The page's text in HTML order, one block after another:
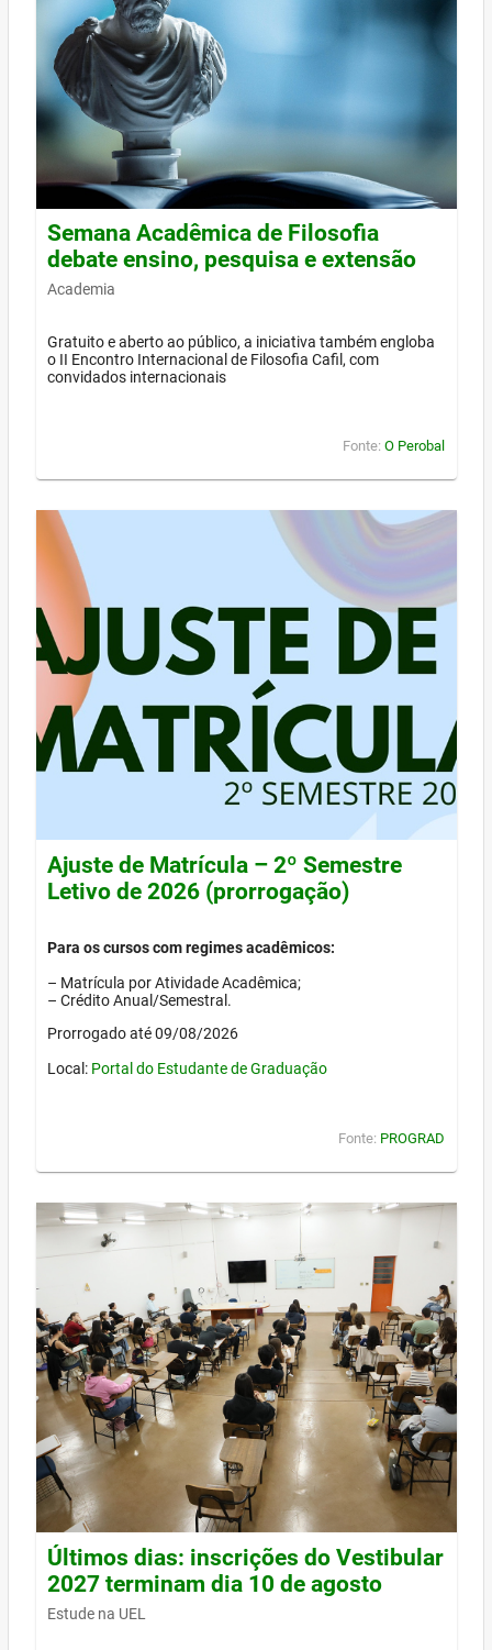
Semana Acadêmica de Filosofia
debate ensino, pesquisa e extensão
Academia
Gratuito e aberto ao público, a iniciativa também engloba
o II Encontro Internacional de Filosofia Cafil, com
convidados internacionais
Fonte: O Perobal
Ajuste de Matrícula – 2º Semestre
Letivo de 2026 (prorrogação)
Para os cursos com regimes acadêmicos:
– Matrícula por Atividade Acadêmica;
– Crédito Anual/Semestral.
Prorrogado até 09/08/2026
Local: Portal do Estudante de Graduação
Fonte: PROGRAD
Últimos dias: inscrições do Vestibular
2027 terminam dia 10 de agosto
Estude na UEL